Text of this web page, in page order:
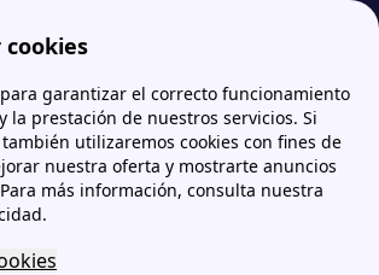
cookies
para garantizar el correcto funcionamiento
la prestación de nuestros servicios. Si
utilizaremos cookies con fines de
nuestra oferta y mostrarte anuncios
más información, consulta nuestra
Comparador de Luz Comercializadoras de luz y gas en España: ¿Cuál elegir en 2026?
de luz y
¿Cuál elegir